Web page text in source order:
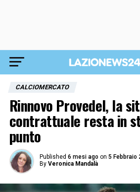
CALCIOMERCATO
Rinnovo Provedel, la
contrattuale resta in
punto
Published 6 mesi ago on 5 Febbraio
By Veronica Mandalà